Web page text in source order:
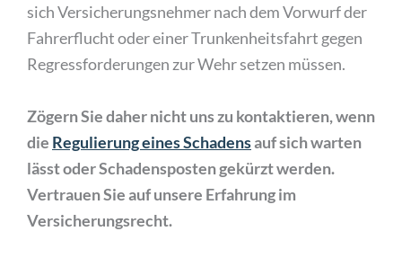
sich Versicherungsnehmer nach dem Vorwurf der
Fahrerflucht oder einer Trunkenheitsfahrt gegen
Regressforderungen zur Wehr setzen müssen.
Zögern Sie daher nicht uns zu kontaktieren, wenn
die Regulierung eines Schadensauf sich warten
lässt oder Schadensposten gekürzt werden.
Vertrauen Sie auf unsere Erfahrung im
Versicherungsrecht.